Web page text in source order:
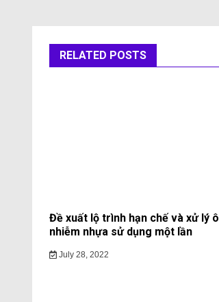
RELATED POSTS
Đề xuất lộ trình hạn chế và xử lý ô
nhiễm nhựa sử dụng một lần
July 28, 2022